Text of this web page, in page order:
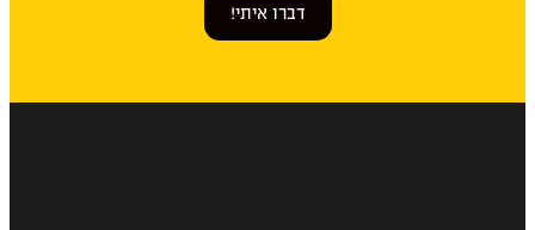
דברו איתי!